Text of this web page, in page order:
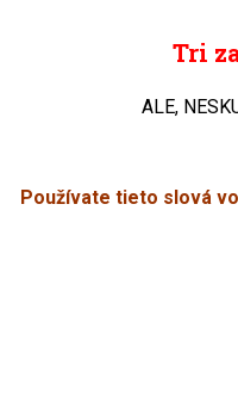
Tri
ALE,
Používate tieto slová